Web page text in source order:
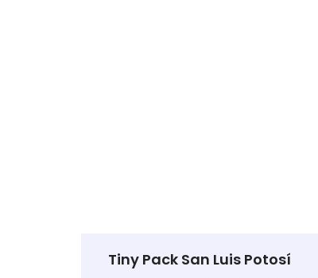
Tiny Pack San Luis Potosí